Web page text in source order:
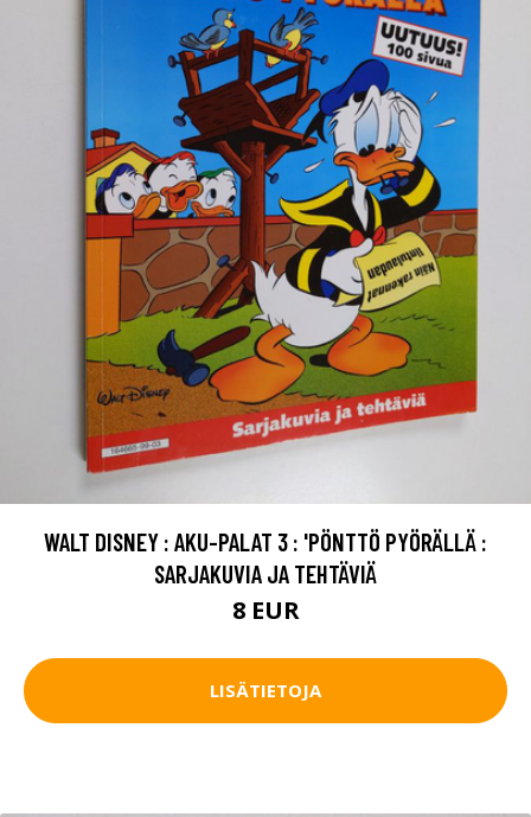
WALT DISNEY : AKU-PALAT 3 : 'PÖNTTÖ PYÖRÄLLÄ :
SARJAKUVIA JA TEHTÄVIÄ
8 EUR
LISÄTIETOJA